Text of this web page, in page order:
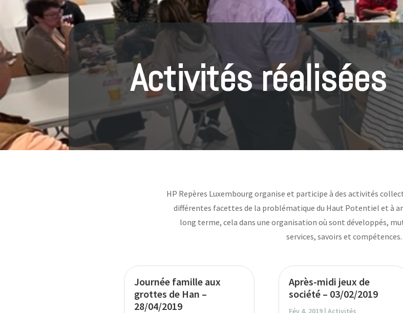
Activités réalisées
HP Repères Luxembourg organise et participe à des activités
différentes facettes de la problématique du Haut Potentiel et à
long terme, cela dans une organisation où sont développés,
services, savoirs et compétences.
Journée famille aux
grottes de Han –
28/04/2019
Après-midi jeux de
société – 03/02/2019